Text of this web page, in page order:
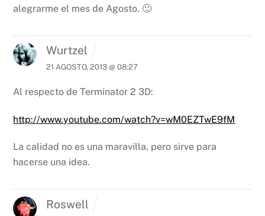
alegrarme el mes de Agosto. 🙂
Wurtzel
21 AGOSTO, 2013 @ 08:27
Al respecto de Terminator 2 3D:
http://www.youtube.com/watch?v=wM0EZTwE9fM
La calidad no es una maravilla, pero sirve para
hacerse una idea.
Roswell